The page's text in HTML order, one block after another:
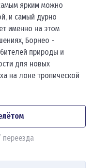
ярким можно
и самый дурно
именно на этом
Борнео -
природы и
для новых
на лоне тропической
переезда